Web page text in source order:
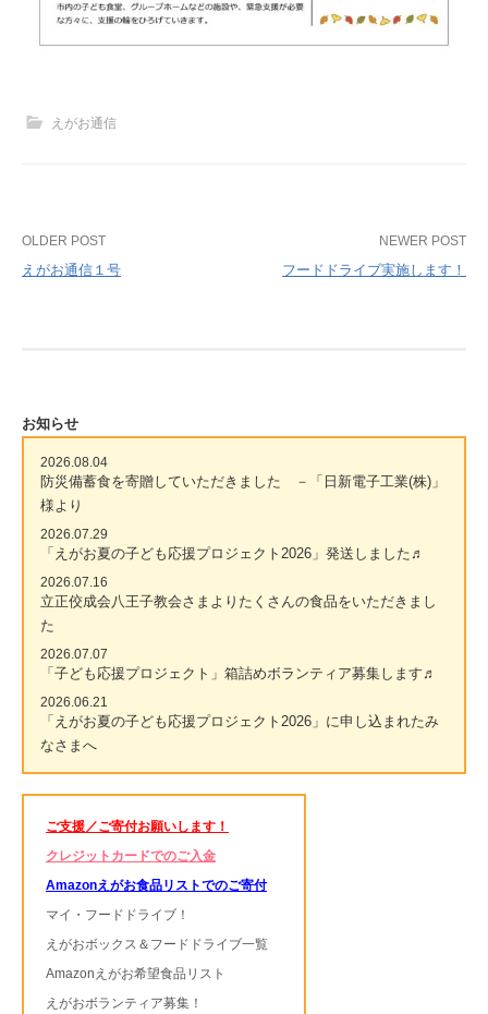
えがお通信
Post
navigation
OLDER POST
えがお通信１号
NEWER POST
フードドライブ実施します！
お知らせ
2026.08.04
防災備蓄食を寄贈していただきました －「日新電子工業(株)」
様より
2026.07.29
「えがお夏の子ども応援プロジェクト2026」発送しました♬
2026.07.16
立正佼成会八王子教会さまよりたくさんの食品をいただきまし
た
2026.07.07
「子ども応援プロジェクト」箱詰めボランティア募集します♬
2026.06.21
「えがお夏の子ども応援プロジェクト2026」に申し込まれたみ
なさまへ
ご支援／ご寄付お願いします！
クレジットカードでのご入金
Amazonえがお食品リストでのご寄付
マイ・フードドライブ！
えがおボックス＆フードドライブ一覧
Amazonえがお希望食品リスト
えがおボランティア募集！